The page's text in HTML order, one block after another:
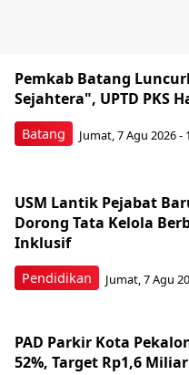
Batang
Pemkab Batang
Sejahtera", UPTD PKS
Jumat, 7 Agu 2026 -
Pendidikan
USM Lantik Pejabat
Dorong Tata Kelola
Inklusif
Jumat, 7 Agu
PAD Parkir Kota
52%, Target Rp1,6